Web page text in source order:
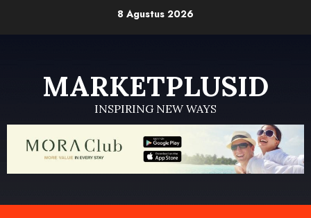
8 Agustus 2026
MARKETPLUSID
INSPIRING NEW WAYS